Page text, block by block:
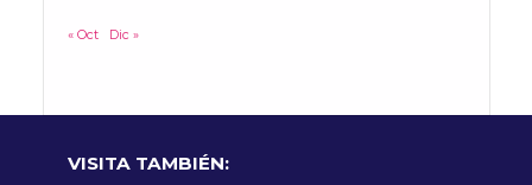
« Oct Dic »
VISITA TAMBIÉN: